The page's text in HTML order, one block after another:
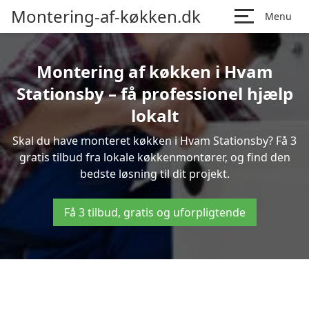
Montering-af-køkken.dk Menu
Montering af køkken i Hvam
Stationsby – få professionel hjælp
lokalt
Skal du have monteret køkken i Hvam Stationsby? Få 3
gratis tilbud fra lokale køkkenmontører, og find den
bedste løsning til dit projekt.
Få 3 tilbud, gratis og uforpligtende